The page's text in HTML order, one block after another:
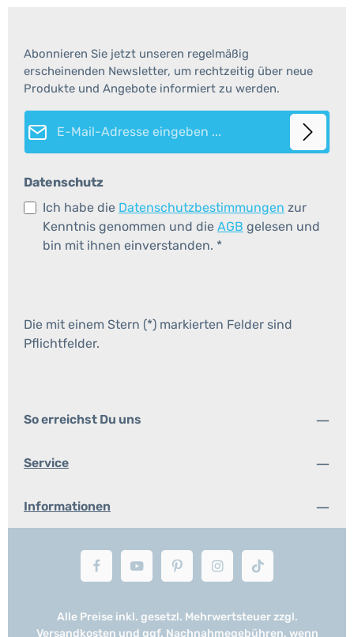
Abonnieren Sie jetzt unseren regelmäßig
erscheinenden Newsletter, um rechtzeitig über neue
Produkte und Angebote informiert zu werden.
E-Mail-Adresse*
Datenschutz
Ich habe die Datenschutzbestimmungen zur
Kenntnis genommen und die AGB gelesen und
bin mit ihnen einverstanden. *
Die mit einem Stern (*) markierten Felder sind
Pflichtfelder.
So erreichst Du uns
Service
Informationen
Alle Preise inkl. gesetzl. Mehrwertsteuer zzgl.
Versandkosten und ggf. Nachnahmegebühren, wenn